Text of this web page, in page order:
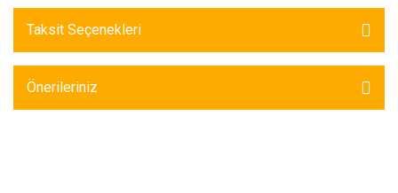
Taksit Seçenekleri
Önerileriniz